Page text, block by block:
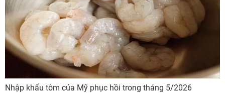
Nhập khẩu tôm của Mỹ phục hồi trong tháng 5/2026